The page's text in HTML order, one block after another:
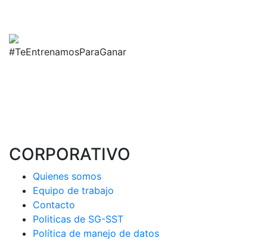
#TeEntrenamosParaGanar
CORPORATIVO
Quienes somos
Equipo de trabajo
Contacto
Politicas de SG-SST
Política de manejo de datos